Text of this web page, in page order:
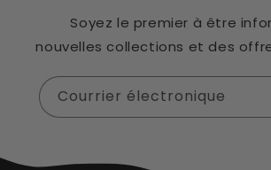
Soyez le premier à être
nouvelles collections et des
Courrier électronique